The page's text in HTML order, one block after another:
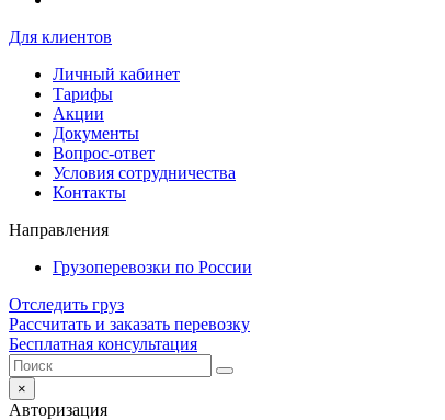
Для клиентов
Личный кабинет
Тарифы
Акции
Документы
Вопрос-ответ
Условия сотрудничества
Контакты
Направления
Грузоперевозки по России
Отследить груз
Рассчитать и заказать перевозку
Бесплатная консультация
×
Авторизация